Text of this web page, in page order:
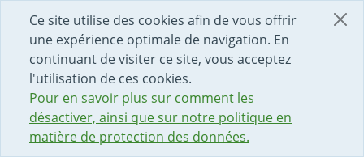
Ce site utilise des cookies afin de vous offrir
une expérience optimale de navigation. En
continuant de visiter ce site, vous acceptez
l'utilisation de ces cookies.
Pour en savoir plus sur comment les
désactiver, ainsi que sur notre politique en
matière de protection des données.
DÉBUT DU CONTENU DE LA PAGE
ACCÈS AU CHAMP DE RECHERCHE
PAGE D'ACCUEIL
FORMULAIRE DE CONTACT